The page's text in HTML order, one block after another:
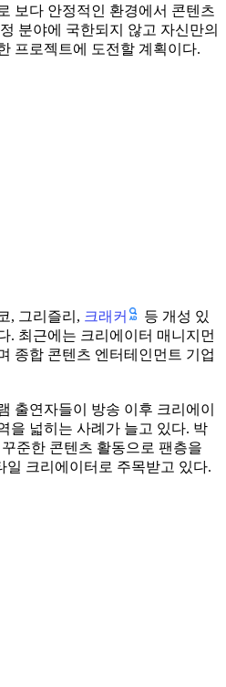
보다 안정적인 환경에서 콘텐츠
분야에 국한되지 않고 자신만의
프로젝트에 도전할 계획이다.
, 그리즐리, 크래커
등 개성 있
. 최근에는 크리에이터 매니지먼
종합 콘텐츠 엔터테인먼트 기업
출연자들이 방송 이후 크리에이
을 넓히는 사례가 늘고 있다. 박
준한 콘텐츠 활동으로 팬층을
일 크리에이터로 주목받고 있다.